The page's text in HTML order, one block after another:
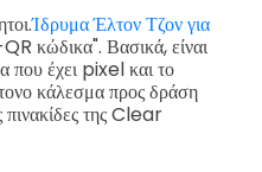
Ίδρυμα Έλτον Τζον για
κώδικα". Βασικά, είναι
που έχει pixel και το
κάλεσμα προς δράση
πινακίδες της Clear